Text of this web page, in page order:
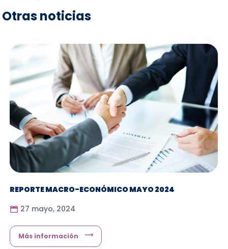
Otras noticias
REPORTE MACRO-ECONÓMICO MAYO 2024
27 mayo, 2024
Más información